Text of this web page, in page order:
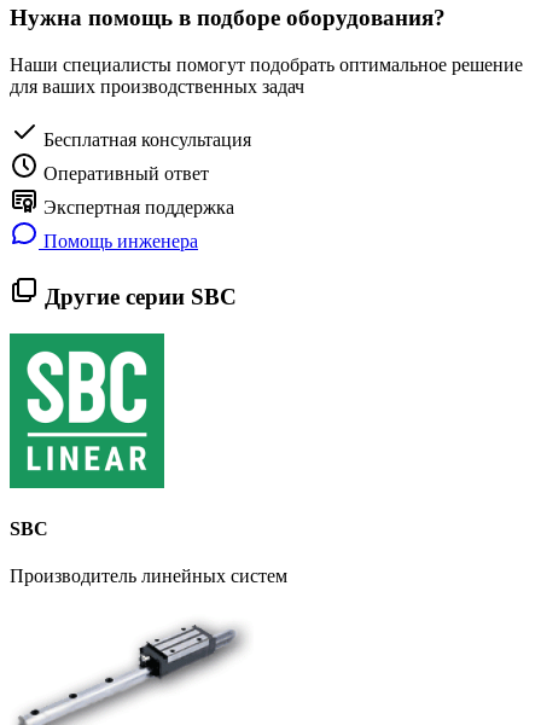
Нужна помощь в подборе оборудования?
Наши специалисты помогут подобрать оптимальное решение
для ваших производственных задач
Бесплатная консультация
Оперативный ответ
Экспертная поддержка
Помощь инженера
Другие серии SBC
SBC
Производитель линейных систем